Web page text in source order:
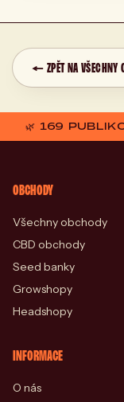
← ZPĚT NA VŠECHNY
🌿 169
OBCHODY
Všechny obchody
CBD obchody
Seed banky
Growshopy
Headshopy
INFORMACE
O nás